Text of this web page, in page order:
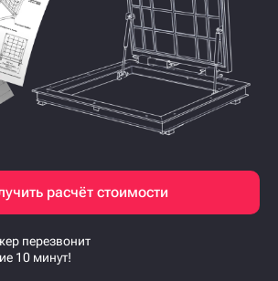
расчёт стоимости
перезвонит
10 минут!